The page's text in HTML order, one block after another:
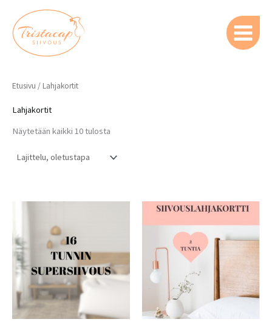
sisältöön
Etusivu / Lahjakortit
Lahjakortit
Näytetään kaikki 10 tulosta